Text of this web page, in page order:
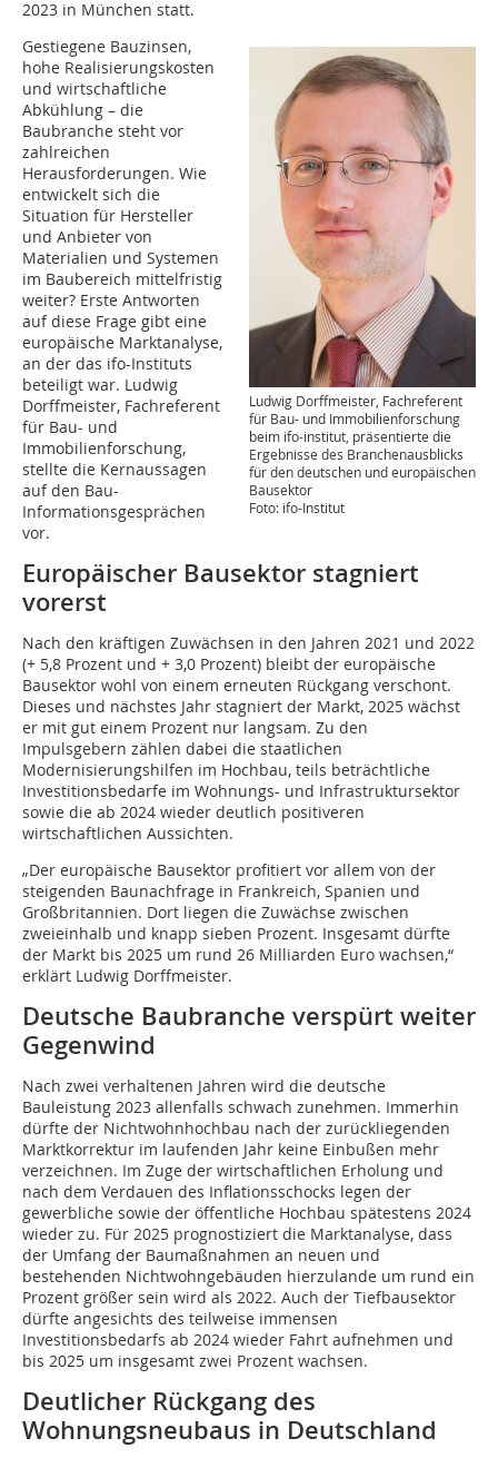
2023 in München statt.
Ludwig Dorffmeister, Fachreferent
für Bau- und Immobilienforschung
beim ifo-institut, präsentierte die
Ergebnisse des Branchenausblicks
für den deutschen und europäischen
Bausektor
Foto: ifo-Institut
Gestiegene Bauzinsen,
hohe Realisierungskosten
und wirtschaftliche
Abkühlung – die
Baubranche steht vor
zahlreichen
Herausforderungen. Wie
entwickelt sich die
Situation für Hersteller
und Anbieter von
Materialien und Systemen
im Baubereich mittelfristig
weiter? Erste Antworten
auf diese Frage gibt eine
europäische Marktanalyse,
an der das ifo-Instituts
beteiligt war. Ludwig
Dorffmeister, Fachreferent
für Bau- und
Immobilienforschung,
stellte die Kernaussagen
auf den Bau-
Informationsgesprächen
vor.
Europäischer Bausektor stagniert
vorerst
Nach den kräftigen Zuwächsen in den Jahren 2021 und 2022
(+ 5,8 Prozent und + 3,0 Prozent) bleibt der europäische
Bausektor wohl von einem erneuten Rückgang verschont.
Dieses und nächstes Jahr stagniert der Markt, 2025 wächst
er mit gut einem Prozent nur langsam. Zu den
Impulsgebern zählen dabei die staatlichen
Modernisierungshilfen im Hochbau, teils beträchtliche
Investitionsbedarfe im Wohnungs- und Infrastruktursektor
sowie die ab 2024 wieder deutlich positiveren
wirtschaftlichen Aussichten.
„Der europäische Bausektor profitiert vor allem von der
steigenden Baunachfrage in Frankreich, Spanien und
Großbritannien. Dort liegen die Zuwächse zwischen
zweieinhalb und knapp sieben Prozent. Insgesamt dürfte
der Markt bis 2025 um rund 26 Milliarden Euro wachsen,“
erklärt Ludwig Dorffmeister.
Deutsche Baubranche verspürt weiter
Gegenwind
Nach zwei verhaltenen Jahren wird die deutsche
Bauleistung 2023 allenfalls schwach zunehmen. Immerhin
dürfte der Nichtwohnhochbau nach der zurückliegenden
Marktkorrektur im laufenden Jahr keine Einbußen mehr
verzeichnen. Im Zuge der wirtschaftlichen Erholung und
nach dem Verdauen des Inflationsschocks legen der
gewerbliche sowie der öffentliche Hochbau spätestens 2024
wieder zu. Für 2025 prognostiziert die Marktanalyse, dass
der Umfang der Baumaßnahmen an neuen und
bestehenden Nichtwohngebäuden hierzulande um rund ein
Prozent größer sein wird als 2022. Auch der Tiefbausektor
dürfte angesichts des teilweise immensen
Investitionsbedarfs ab 2024 wieder Fahrt aufnehmen und
bis 2025 um insgesamt zwei Prozent wachsen.
Deutlicher Rückgang des
Wohnungsneubaus in Deutschland